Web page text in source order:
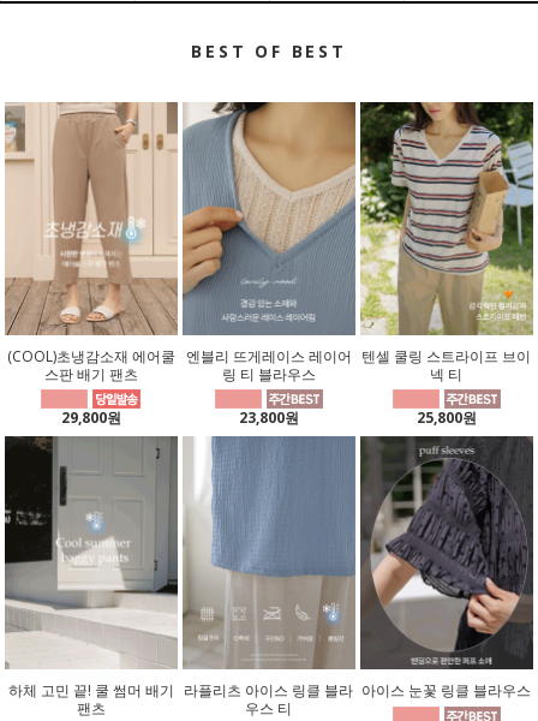
BEST OF BEST
(COOL)초냉감소재 에어쿨
스판 배기 팬츠
29,800원
엔블리 뜨게레이스 레이어
링 티 블라우스
23,800원
텐셀 쿨링 스트라이프 브이
넥 티
25,800원
하체 고민 끝! 쿨 썸머 배기
팬츠
라플리츠 아이스 링클 블라
우스 티
아이스 눈꽃 링클 블라우스